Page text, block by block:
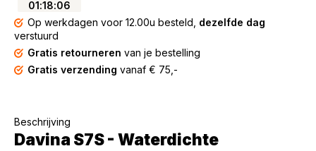
01:18:06
Op werkdagen voor 12.00u besteld, dezelfde dag
verstuurd
Gratis retourneren van je bestelling
Gratis verzending vanaf € 75,-
Beschrijving
Davina S7S - Waterdichte